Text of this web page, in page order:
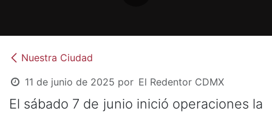
Nuestra Ciudad
11 de junio de 2025 por El Redentor CDMX
El sábado 7 de junio inició operaciones la